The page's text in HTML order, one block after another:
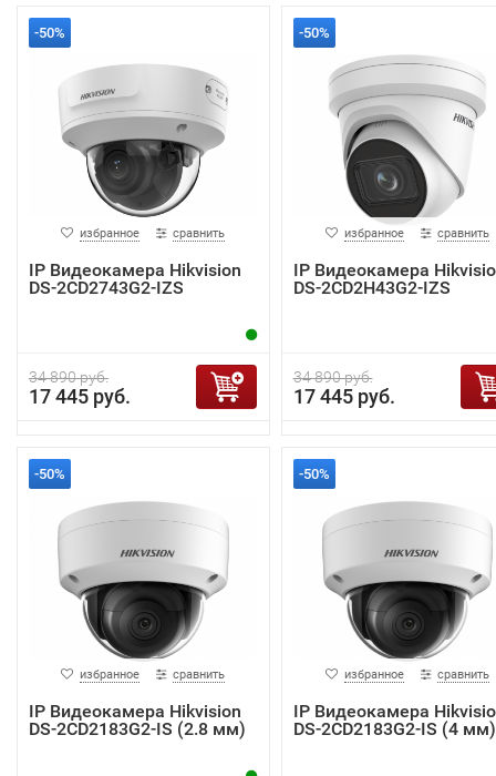
-50%
избранное сравнить
IP Видеокамера Hikvision
DS-2CD2743G2-IZS
34 890 руб.
17 445 руб.
-50%
избранное сравнить
IP Видеокамера
DS-2CD2H43G2-IZS
34 890 руб.
17 445 руб.
-50%
избранное сравнить
IP Видеокамера Hikvision
DS-2CD2183G2-IS (2.8 мм)
-50%
избранное сравнить
IP Видеокамера
DS-2CD2183G2-IS (4 мм)